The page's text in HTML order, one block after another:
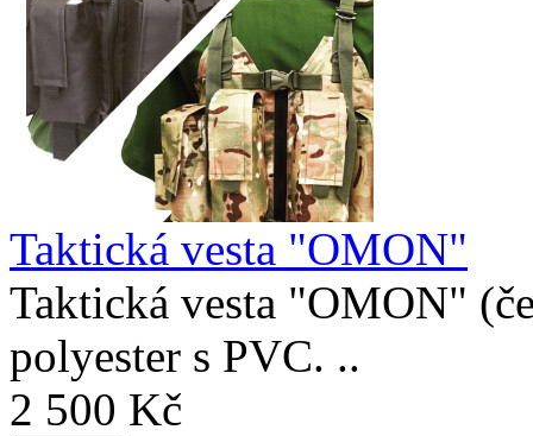
Taktická vesta "OMON"
Taktická vesta "OMON"
polyester s PVC. ..
2 500 Kč